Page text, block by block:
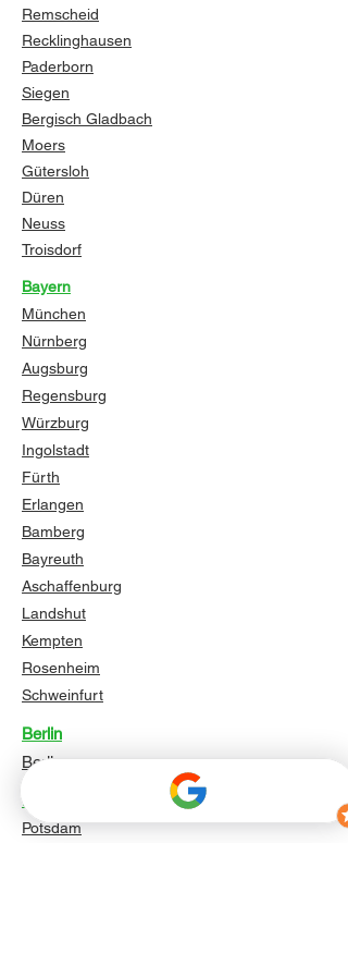
Remscheid
Recklinghausen
Paderborn
Siegen
Bergisch Gladbach
Moers
Gütersloh
Düren
Neuss
Troisdorf
Bayern
München
Nürnberg
Augsburg
Regensburg
Würzburg
Ingolstadt
Fürth
Erlangen
Bamberg
Bayreuth
Aschaffenburg
Landshut
Kempten
Rosenheim
Schweinfurt
Berlin
Berlin
Brandenburg
Potsdam